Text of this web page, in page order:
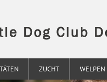
ZUCHT WELPEN